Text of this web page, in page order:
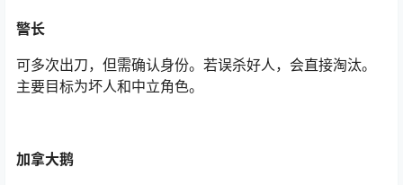
警长
可多次出刀，但需确认身份。若误杀好人，会直接淘汰。
主要目标为坏人和中立角色。
加拿大鹅